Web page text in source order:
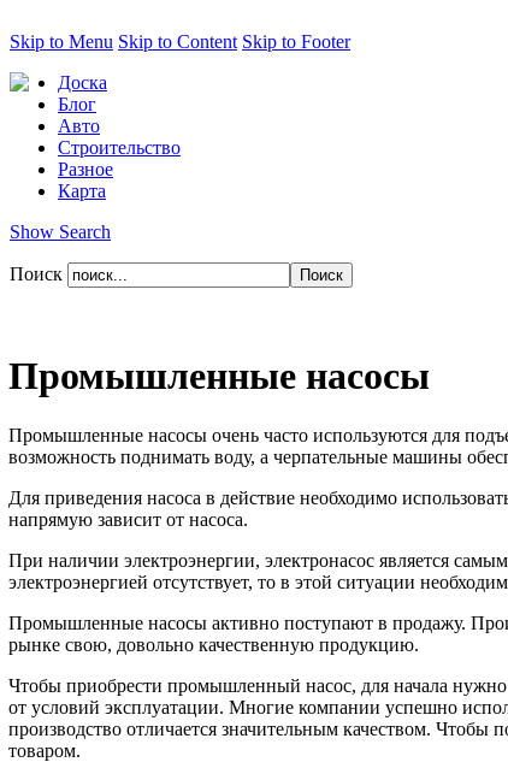
Skip to Menu Skip to Content Skip to Footer
Доска
Блог
Авто
Строительство
Разное
Карта
Show Search
Поиск
Промышленные насосы
Промышленные насосы очень часто используются для
возможность поднимать воду, а черпательные машины
Для приведения насоса в действие необходимо
напрямую зависит от насоса.
При наличии электроэнергии, электронасос является
электроэнергией отсутствует, то в этой ситуации
Промышленные насосы активно поступают в продажу.
рынке свою, довольно качественную продукцию.
Чтобы приобрести промышленный насос, для начала нужно
от условий эксплуатации. Многие компании успешно
производство отличается значительным качеством.
товаром.